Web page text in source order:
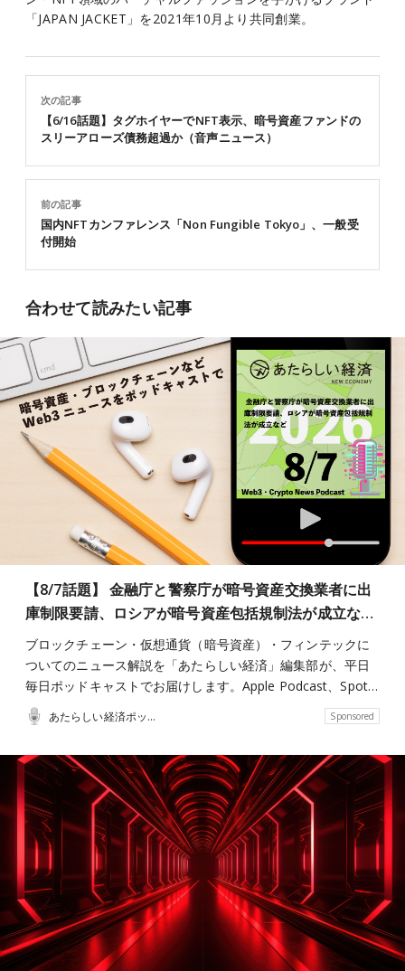
「JAPAN JACKET」を2021年10月より共同創業。
前の記事
国内NFTカンファレンス「Non Fungible Tokyo」、一般受
付開始
次の記事
【6/16話題】タグホイヤーでNFT表示、暗号資産ファンドの
スリーアローズ債務超過か（音声ニュース）
合わせて読みたい記事
【8/7話題】 金融庁と警察庁が暗号資産交換業者に出
庫制限要請、ロシアが暗号資産包括規制法が成立な…
ブロックチェーン・仮想通貨（暗号資産）・フィンテックに
ついてのニュース解説を「あたらしい経済」編集部が、平日
毎日ポッドキャストでお届けします。Apple Podcast、Spot…
あたらしい経済ポッドキャスト Sponsored